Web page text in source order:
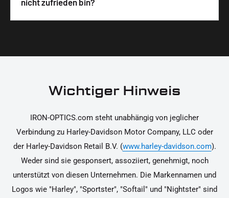
unterstützen dich dabei, die Teile sicher und
korrekt an deinem Motorrad zu installieren.
nicht zufrieden bin?
Ja, du kannst die Teile innerhalb von 14 Tagen
Rücksendung findest du in unseren
Wichtiger Hinweis
IRON-OPTICS.com steht unabhängig von jeglicher
Verbindung zu Harley-Davidson Motor Company, LLC oder
der Harley-Davidson Retail B.V. (www.harley-davidson.com).
Weder sind sie gesponsert, assoziiert, genehmigt, noch
unterstützt von diesen Unternehmen. Die Markennamen und
Logos wie "Harley", "Sportster", "Softail" und "Nightster" sind